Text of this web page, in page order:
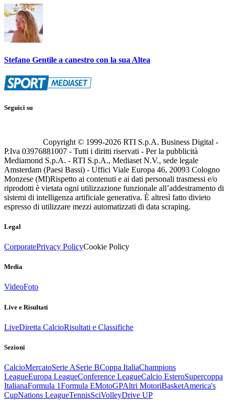
Stefano Gentile a canestro con la sua Altea
Seguici su
Copyright © 1999-2026 RTI S.p.A. Business Digital -
P.Iva 03976881007 - Tutti i diritti riservati - Per la pubblicità
Mediamond S.p.A. - RTI S.p.A., Mediaset N.V., sede legale
Amsterdam (Paesi Bassi) - Uffici Viale Europa 46, 20093 Cologno
Monzese (MI)Rispetto ai contenuti e ai dati personali trasmessi e/o
riprodotti è vietata ogni utilizzazione funzionale all’addestramento di
sistemi di intelligenza artificiale generativa. È altresì fatto divieto
espresso di utilizzare mezzi automatizzati di data scraping.
Legal
CorporatePrivacy PolicyCookie Policy
Media
VideoFoto
Live e Risultati
LiveDiretta CalcioRisultati e Classifiche
Sezioni
CalcioMercatoSerie ASerie BCoppa ItaliaChampions
LeagueEuropa LeagueConference LeagueCalcio EsteroSupercoppa
ItalianaFormula 1Formula EMotoGPAltri MotoriBasketAmerica's
CupNations LeagueTennisSciVolleyDrive UP